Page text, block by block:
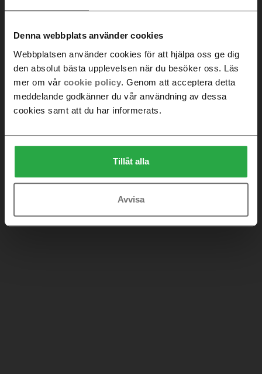
Denna webbplats använder cookies
Webbplatsen använder cookies för att hjälpa oss ge dig
den absolut bästa upplevelsen när du besöker oss. Läs
mer om vår cookie policy. Genom att acceptera detta
meddelande godkänner du vår användning av dessa
cookies samt att du har informerats.
Tillåt alla
Avvisa